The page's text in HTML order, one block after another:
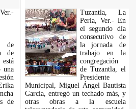
de
de
una
de
Tuzantla, La
Perla, Ver.- En
el segundo día
consecutivo de
la jornada de
trabajo en la
congregación
de Tuzantla, el
Presidente
Municipal, Miguel Ángel Bautista
García, entregó un techado más, y
otras obras a la escuela